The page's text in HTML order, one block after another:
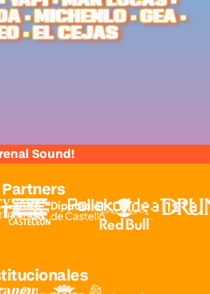
· MICHENLO · GEA ·
· EL CEJAS
Sound!
Partners